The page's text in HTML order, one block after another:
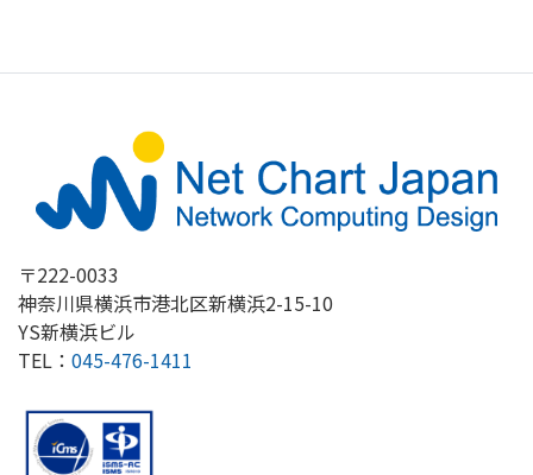
〒222-0033
神奈川県横浜市港北区新横浜2-15-10
YS新横浜ビル
TEL： 045-476-1411